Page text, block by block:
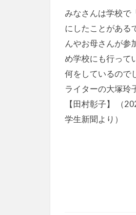
みなさんは学校で
にしたことがある
んやお母さんが参
め学校にも行って
何をしているので
ライターの大塚玲
【田村彰子】 （
学生新聞より）